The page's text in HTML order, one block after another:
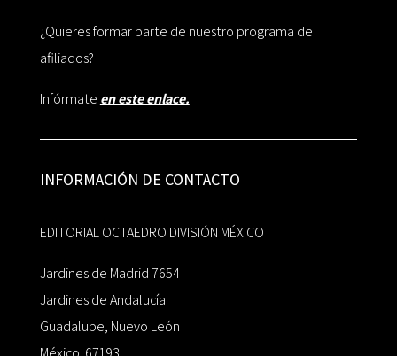
¿Quieres formar parte de nuestro programa de
afiliados?
Infórmate en este enlace.
INFORMACIÓN DE CONTACTO
EDITORIAL OCTAEDRO DIVISIÓN MÉXICO
Jardines de Madrid 7654
Jardines de Andalucía
Guadalupe, Nuevo León